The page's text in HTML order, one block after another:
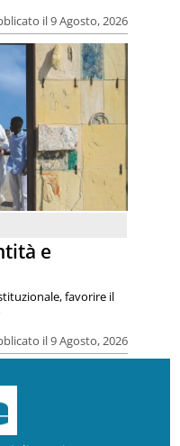
il 9 Agosto, 2026
e
il 9 Agosto, 2026
favorire il